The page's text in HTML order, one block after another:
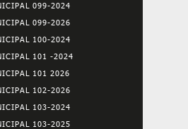
099-2024
099-2026
100-2024
101 -2024
101 2026
102-2026
103-2024
103-2025